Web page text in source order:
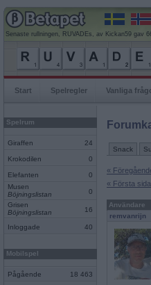
Senaste rullningen, RUVADEs, av Kickan59 gav
Start Spelregler Vanliga
Spelrum
Giraffen 24
Krokodilen 0
Elefanten
0
Musen
Böjningslistan
0
Grisen
Böjningslistan
16
Inloggade 40
Mobilspel
Pågående 18 463
Snack
«
« Första
Användare
remvanrijn